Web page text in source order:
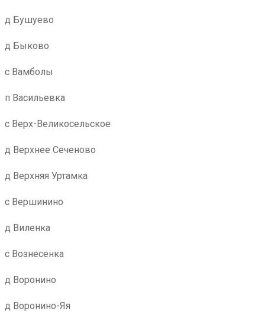
д Бушуево
д Быково
с Вамболы
п Васильевка
с Верх-Великосельское
д Верхнее Сеченово
д Верхняя Уртамка
с Вершинино
д Виленка
с Вознесенка
д Воронино
д Воронино-Яя